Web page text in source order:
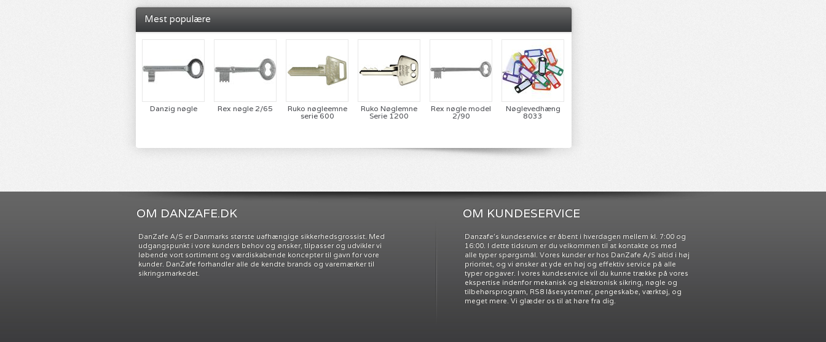
Mest populære
Danzig nøgle Rex nøgle 2/65
Ruko nøgleemne
serie 600
Ruko Nøglemne
Serie 1200
Rex nøgle model
2/90
Nøglevedhæng
8033
OM DANZAFE.DK
DanZafe A/S er Danmarks største uafhængige sikkerhedsgrossist. Med
udgangspunkt i vore kunders behov og ønsker, tilpasser og udvikler vi
løbende vort sortiment og værdiskabende koncepter til gavn for vore
kunder. DanZafe forhandler alle de kendte brands og varemærker til
sikringsmarkedet.
OM KUNDESERVICE
Danzafe’s kundeservice er åbent i hverdagen mellem kl. 7:00 og
16:00. I dette tidsrum er du velkommen til at kontakte os med
alle typer spørgsmål. Vores kunder er hos DanZafe A/S altid i høj
prioritet, og vi ønsker at yde en høj og effektiv service på alle
typer opgaver. I vores kundeservice vil du kunne trække på vores
ekspertise indenfor mekanisk og elektronisk sikring, nøgle og
tilbehørsprogram, RS8 låsesystemer, pengeskabe, værktøj, og
meget mere. Vi glæder os til at høre fra dig.